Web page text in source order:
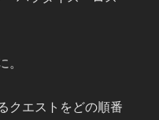
クエストをどの順番